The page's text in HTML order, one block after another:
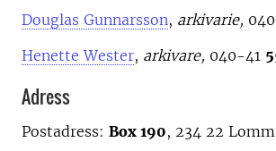
Douglas Gunnarsson, arkivarie,
Henette Wester, arkivare, 040-41
Adress
Postadress: Box 190, 234 22